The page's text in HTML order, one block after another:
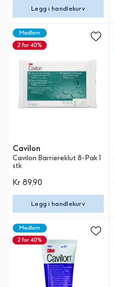
Legg i handlekurv
Cavilon
Cavilon Barriereklut 8-Pak 1
stk
Kr 89,90
Legg i handlekurv